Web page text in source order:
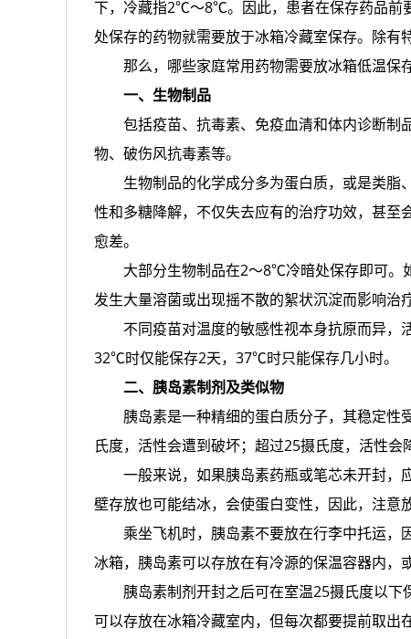
下，冷藏指2℃～8℃。因此，患者在保存药品前
处保存的药物就需要放于冰箱冷藏室保存。除有
那么，哪些家庭常用药物需要放冰箱低温保
一、生物制品
包括疫苗、抗毒素、免疫血清和体内诊断制
物、破伤风抗毒素等。
生物制品的化学成分多为蛋白质，或是类
性和多糖降解，不仅失去应有的治疗功效，甚
愈差。
大部分生物制品在2～8℃冷暗处保存即可。
发生大量溶菌或出现摇不散的絮状沉淀而影响治
不同疫苗对温度的敏感性视本身抗原而异
32℃时仅能保存2天，37℃时只能保存几小时。
二、胰岛素制剂及类似物
胰岛素是一种精细的蛋白质分子，其稳定
氏度，活性会遭到破坏；超过25摄氏度，活性会
一般来说，如果胰岛素药瓶或笔芯未开封
壁存放也可能结冰，会使蛋白变性，因此，注意
乘坐飞机时，胰岛素不要放在行李中托运
冰箱，胰岛素可以存放在有冷源的保温容器内，
胰岛素制剂开封之后可在室温25摄氏度以
可以存放在冰箱冷藏室内，但每次都要提前取